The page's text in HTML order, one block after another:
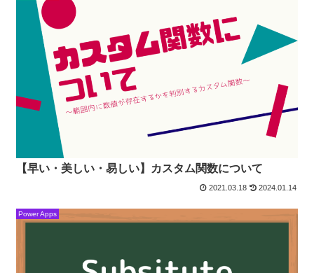
【早い・美しい・易しい】カスタム関数について
2021.03.18 2024.01.14
Power Apps